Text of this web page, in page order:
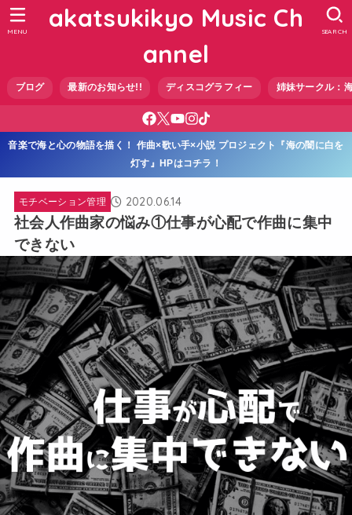
akatsukikyo Music Ch
annel
ブログ 最新のお知らせ!! ディスコグラフィー 姉妹サークル：
SEARCH
MENU
音楽で海と心の物語を描く！ 作曲×歌い手×小説 プロジェクト『海の闇に白を
灯す』HPはコチラ！
モチベーション管理 2020.06.14
社会人作曲家の悩み①仕事が心配で作曲に集中
できない